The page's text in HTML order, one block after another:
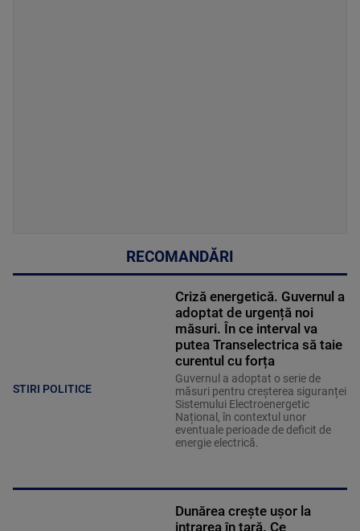
RECOMANDĂRI
STIRI POLITICE
Criză energetică. Guvernul a
adoptat de urgență noi
măsuri. În ce interval va
putea Transelectrica să taie
curentul cu forța
Guvernul a adoptat o serie de
măsuri pentru creșterea siguranței
Sistemului Electroenergetic
Național, în contextul unor
eventuale perioade de deficit de
energie electrică.
Dunărea crește ușor la
intrarea în țară. Ce